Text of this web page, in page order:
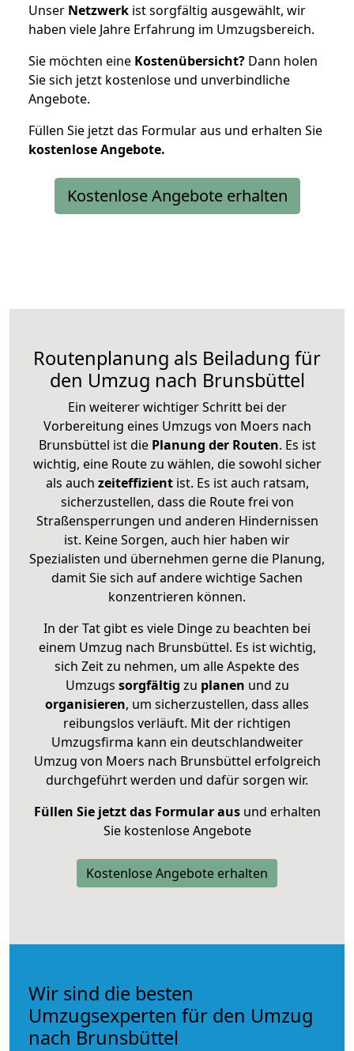
Unser Netzwerk ist sorgfältig ausgewählt, wir
haben viele Jahre Erfahrung im Umzugsbereich.
Sie möchten eine Kostenübersicht? Dann holen
Sie sich jetzt kostenlose und unverbindliche
Angebote.
Füllen Sie jetzt das Formular aus und erhalten Sie
kostenloseAngebote.
Kostenlose Angebote erhalten
Routenplanung als Beiladung für
den Umzug nach Brunsbüttel
Ein weiterer wichtiger Schritt bei der
Vorbereitung eines Umzugs von Moers nach
Brunsbüttel ist diePlanung der Routen. Es ist
wichtig, eine Route zu wählen, die sowohl sicher
als auch zeiteffizientist. Es ist auch ratsam,
sicherzustellen, dass die Route frei von
Straßensperrungen und anderen Hindernissen
ist. Keine Sorgen, auch hier haben wir
Spezialisten und übernehmen gerne die Planung,
damit Sie sich auf andere wichtige Sachen
konzentrieren können.
In der Tat gibt es viele Dinge zu beachten bei
einem Umzug nach Brunsbüttel. Es ist wichtig,
sich Zeit zu nehmen, um alle Aspekte des
Umzugs sorgfältig zu planen und zu
organisieren, um sicherzustellen, dass alles
reibungslos verläuft. Mit der richtigen
Umzugsfirma kann ein deutschlandweiter
Umzug von Moers nach Brunsbüttel erfolgreich
durchgeführt werden und dafür sorgen wir.
Füllen Sie jetzt das Formular ausund erhalten
Sie kostenlose Angebote
Kostenlose Angebote erhalten
Wir sind die besten
Umzugsexperten für den Umzug
nach Brunsbüttel